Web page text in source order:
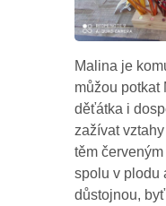
Malina je
můžou potkat
děťátka i
zažívat
těm
spolu v plodu
důstojnou,